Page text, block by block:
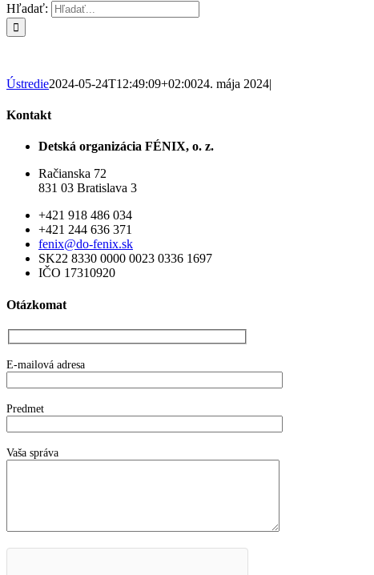
Hľadať:
Ústredie2024-05-24T12:49:09+02:0024. mája 2024|
Kontakt
Detská organizácia FÉNIX, o. z.
Račianska 72
831 03 Bratislava 3
+421 918 486 034
+421 244 636 371
fenix@do-fenix.sk
SK22 8330 0000 0023 0336 1697
IČO 17310920
Otázkomat
E-mailová adresa
Predmet
Vaša správa